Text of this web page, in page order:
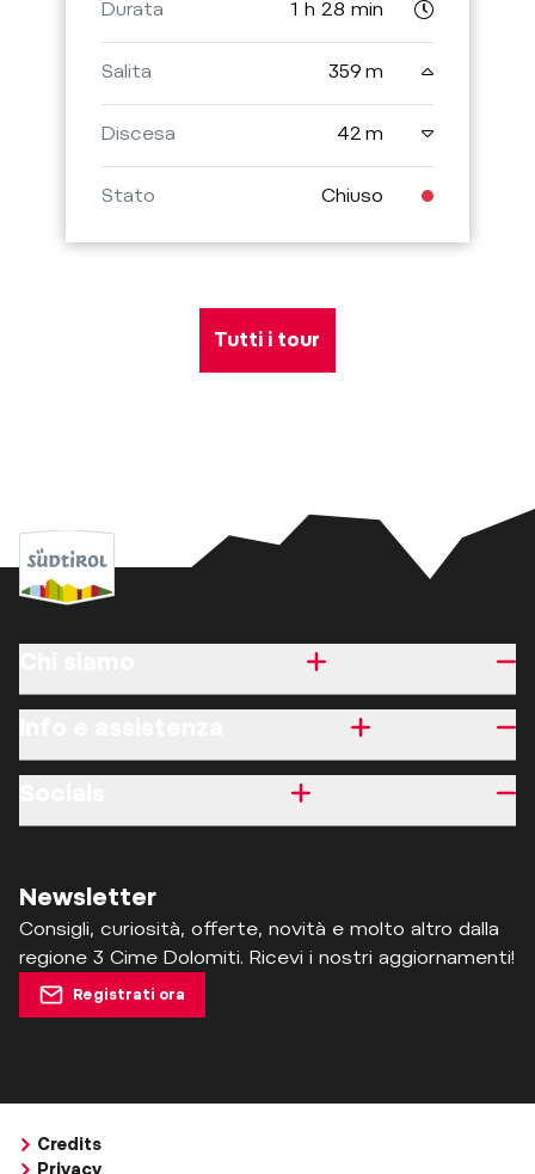
Durata 1 h 28 min
Salita 359 m
Discesa 42 m
Stato Chiuso
Tutti i tour
Newsletter
Consigli, curiosità, offerte, novità e molto altro dalla
regione 3 Cime Dolomiti. Ricevi i nostri aggiornamenti!
Registrati ora
Credits
Privacy